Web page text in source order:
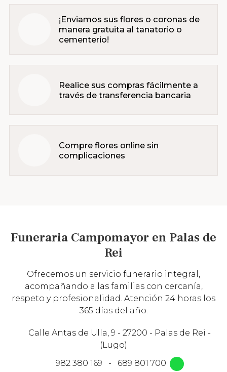
¡Enviamos sus flores o coronas de
manera gratuita al tanatorio o
cementerio!
Realice sus compras fácilmente a
través de transferencia bancaria
Compre flores online sin
complicaciones
Funeraria Campomayor en Palas de
Rei
Ofrecemos un servicio funerario integral,
acompañando a las familias con cercanía,
respeto y profesionalidad. Atención 24 horas los
365 días del año.
Calle Antas de Ulla, 9 - 27200 - Palas de Rei -
(Lugo)
982 380 169
- 689 801 700